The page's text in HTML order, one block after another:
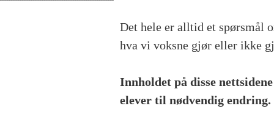
Det hele er alltid et spørsmål
hva vi voksne gjør eller ikke
Innholdet på disse
elever til nødvendig endring.